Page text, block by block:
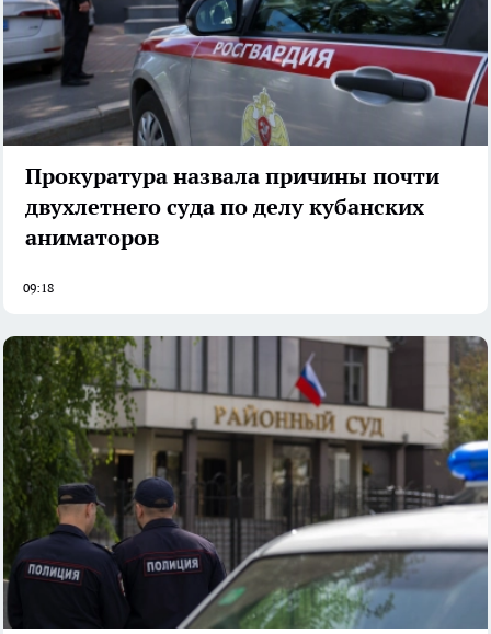
Прокуратура назвала причины почти
двухлетнего суда по делу кубанских
аниматоров
09:18